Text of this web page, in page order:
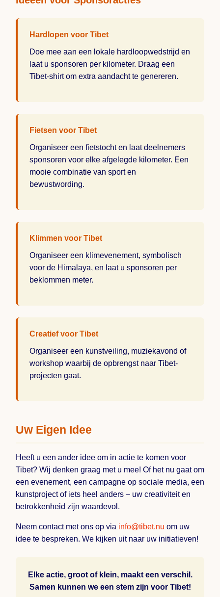
Hardlopen voor Tibet
Doe mee aan een lokale hardloopwedstrijd en
laat u sponsoren per kilometer. Draag een
Tibet-shirt om extra aandacht te genereren.
Fietsen voor Tibet
Organiseer een fietstocht en laat deelnemers
sponsoren voor elke afgelegde kilometer. Een
mooie combinatie van sport en
bewustwording.
Klimmen voor Tibet
Organiseer een klimevenement, symbolisch
voor de Himalaya, en laat u sponsoren per
beklommen meter.
Creatief voor Tibet
Organiseer een kunstveiling, muziekavond of
workshop waarbij de opbrengst naar Tibet-
projecten gaat.
Uw Eigen Idee
Heeft u een ander idee om in actie te komen voor
Tibet? Wij denken graag met u mee! Of het nu gaat om
een evenement, een campagne op sociale media, een
kunstproject of iets heel anders – uw creativiteit en
betrokkenheid zijn waardevol.
Neem contact met ons op via info@tibet.nu om uw
idee te bespreken. We kijken uit naar uw initiatieven!
Elke actie, groot of klein, maakt een verschil.
Samen kunnen we een stem zijn voor Tibet!